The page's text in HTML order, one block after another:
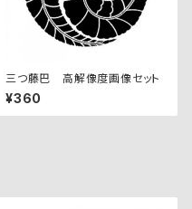
三つ藤巴 高解像度画像セット
¥360